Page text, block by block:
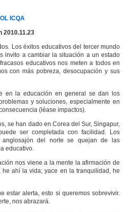
ICQA
2010.11.23
Los éxitos educativos del tercer mundo
invito a cambiar la situación a un estado
educativos nos meten a todos en
con más pobreza, desocupación y sus
en la educación en general se dan los
y soluciones, especialmente en
(léase impactos).
se han dado en Corea del Sur, Singapur,
ser completada con facilidad. Los
del norte se quejan de las
educativo.
nos viene a la mente la afirmación de
he ahí la vida; yace en la tranquilidad, he
estar alerta, esto si queremos sobrevivir.
nos abrazará.